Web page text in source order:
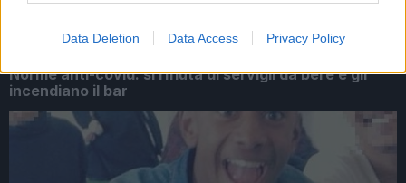
Data Deletion Data Access Privacy Policy
Norme anti-covid: si rifiuta di servigli da bere e gli
incendiano il bar